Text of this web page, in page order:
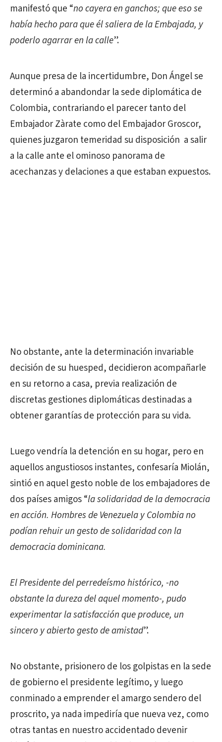
manifestó que “no cayera en ganchos; que eso se
había hecho para que él saliera de la Embajada, y
poderlo agarrar en la calle”.
Aunque presa de la incertidumbre, Don Ángel se
determinó a abandondar la sede diplomática de
Colombia, contrariando el parecer tanto del
Embajador Zàrate como del Embajador Groscor,
quienes juzgaron temeridad su disposición a salir
a la calle ante el ominoso panorama de
acechanzas y delaciones a que estaban expuestos.
No obstante, ante la determinación invariable
decisión de su huesped, decidieron acompañarle
en su retorno a casa, previa realización de
discretas gestiones diplomáticas destinadas a
obtener garantías de protección para su vida.
Luego vendría la detención en su hogar, pero en
aquellos angustiosos instantes, confesaría Miolán,
sintió en aquel gesto noble de los embajadores de
dos países amigos “la solidaridad de la democracia
en acción. Hombres de Venezuela y Colombia no
podían rehuir un gesto de solidaridad con la
democracia dominicana.
El Presidente del perredeísmo histórico, -no
obstante la dureza del aquel momento-, pudo
experimentar la satisfacción que produce, un
sincero y abierto gesto de amistad”.
No obstante, prisionero de los golpistas en la sede
de gobierno el presidente legítimo, y luego
conminado a emprender el amargo sendero del
proscrito, ya nada impediría que nueva vez, como
otras tantas en nuestro accidentado devenir